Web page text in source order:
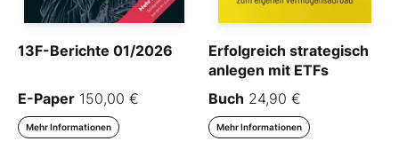
13F-Berichte 01/2026
E-Paper 150,00 €
Mehr Informationen
Erfolgreich strategisch
anlegen mit ETFs
Buch 24,90 €
Mehr Informationen